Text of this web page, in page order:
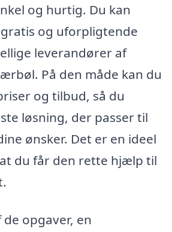
og hurtig. Du kan
og uforpligtende
leverandører af
På den måde kan du
og tilbud, så du
løsning, der passer til
ønsker. Det er en ideel
du får den rette hjælp til
opgaver, en